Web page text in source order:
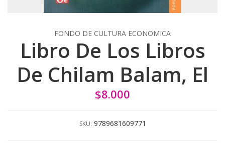
FONDO DE CULTURA ECONOMICA
Libro De Los Libros
De Chilam Balam, El
$8.000
SKU: 9789681609771